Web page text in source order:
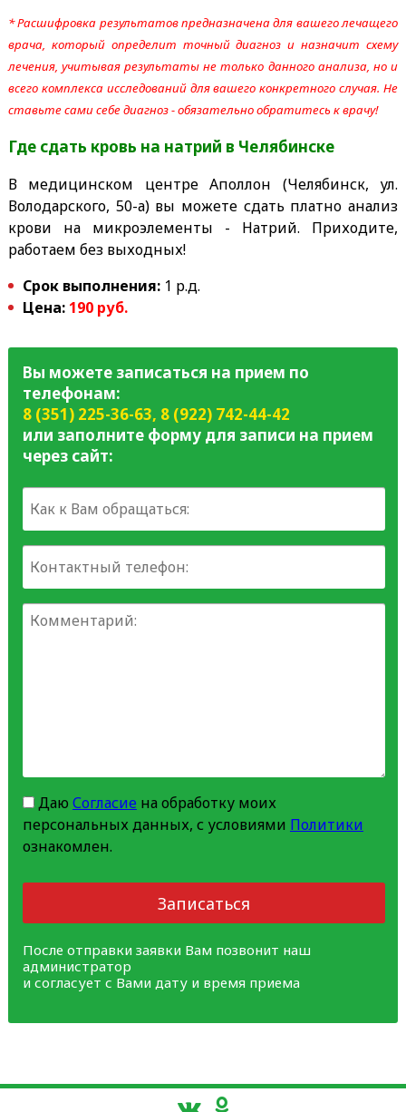
* Расшифровка результатов предназначена для вашего лечащего
врача, который определит точный диагноз и назначит схему
лечения, учитывая результаты не только данного анализа, но и
всего комплекса исследований для вашего конкретного случая. Не
ставьте сами себе диагноз - обязательно обратитесь к врачу!
Где сдать кровь на натрий в Челябинске
В медицинском центре Аполлон (Челябинск, ул.
Володарского, 50-а) вы можете сдать платно анализ
крови на микроэлементы - Натрий. Приходите,
работаем без выходных!
Срок выполнения:1 р.д.
Цена: 190 руб.
Вы можете записаться на прием по
телефонам:
8 (351) 225-36-63, 8 (922) 742-44-42
или заполните форму для записи на прием
через сайт:
Даю Согласиена обработку моих
персональных данных, с условиями Политики
ознакомлен.
Записаться
После отправки заявки Вам позвонит наш
администратор
и согласует с Вами дату и время приема